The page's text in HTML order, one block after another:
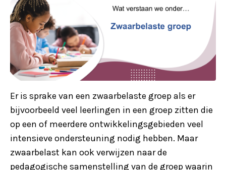
Er is sprake van een zwaarbelaste groep als er
bijvoorbeeld veel leerlingen in een groep zitten die
op een of meerdere ontwikkelingsgebieden veel
intensieve ondersteuning nodig hebben. Maar
zwaarbelast kan ook verwijzen naar de
pedagogische samenstelling van de groep waarin